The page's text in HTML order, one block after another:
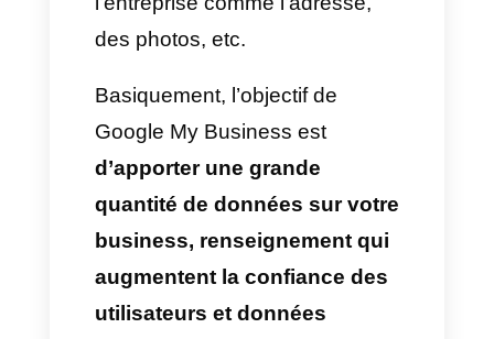
quoi?
Google My Business est une
plateforme cloud créée par
Google pour aider toutes les
entreprises à gérer et
développer leur présence sur